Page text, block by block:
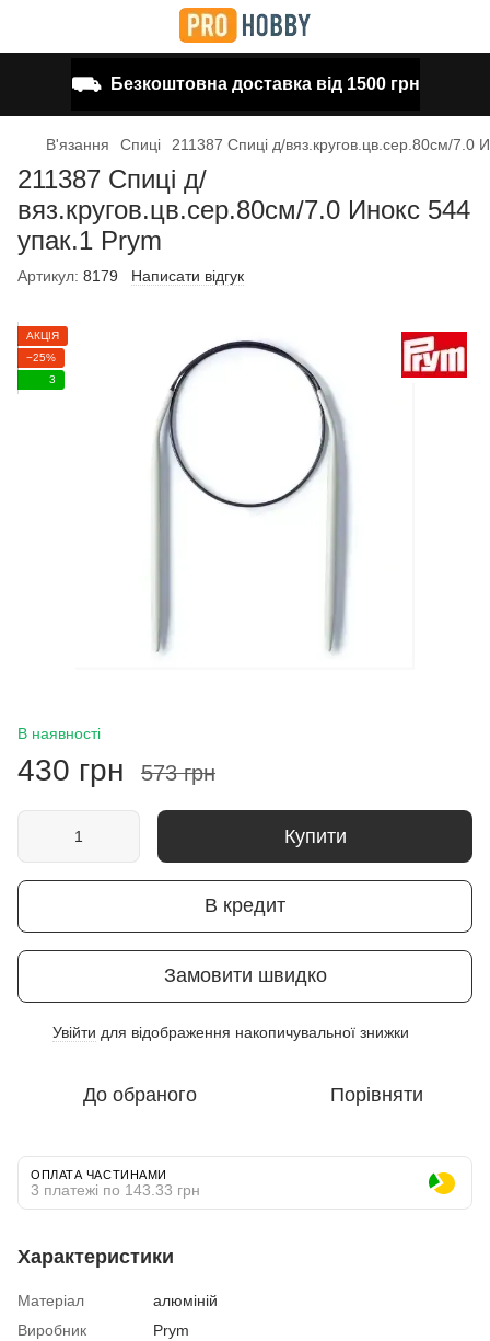
⛟ Безкоштовна доставка від 1500 грн
В'язання Спиці 211387 Спиці д/вяз.кругов.цв.сер.80см/7.0
211387 Спиці д/
вяз.кругов.цв.сер.80см/7.0 Инокс 544
упак.1 Prym
Артикул: 8179 Написати відгук
АКЦІЯ
−25%
3
В наявності
430 грн 573 грн
Купити
В кредит
Замовити швидко
Увійти для відображення накопичувальної знижки
До обраного Порівняти
ОПЛАТА ЧАСТИНАМИ
3 платежі по 143.33 грн
Характеристики
Матеріал
алюміній
Виробник
Prym